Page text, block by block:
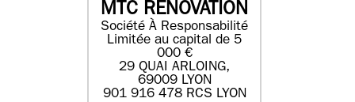
MTC RENOVATION
Société À Responsabilité
Limitée au capital de 5
000 €
29 QUAI ARLOING,
69009 LYON
901 916 478 RCS LYON